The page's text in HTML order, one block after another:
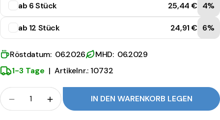
s
o
B
a
r
ab 6 Stück 25,44 € 4%
ab 12 Stück 24,91 € 6%
Röstdatum: 06.2026
MHD: 06.2029
1-3 Tage | Artikelnr.: 10732
Menge
Menge für Caffè Trucillo Espresso Gusto Bar
Menge für Caffè Trucillo Espresso
IN DEN WARENKORB LEGEN